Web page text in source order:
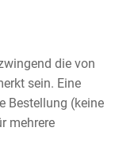
die von
sein. Eine
Bestellung (keine
mehrere